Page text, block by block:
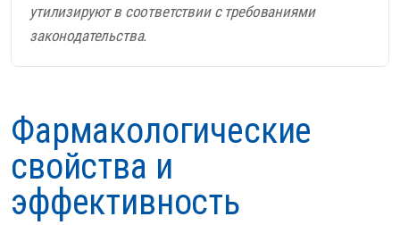
утилизируют в соответствии с требованиями
законодательства.
Фармакологические
свойства и
эффективность